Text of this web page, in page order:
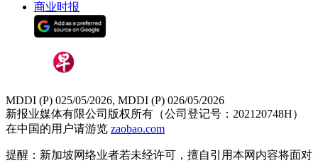
商业时报
MDDI (P) 025/05/2026, MDDI (P) 026/05/2026
新报业媒体有限公司版权所有（公司登记号：202120748H）
在中国的用户请游览 zaobao.com
提醒：新加坡网络业者若未经许可，擅自引用本网内容将面对